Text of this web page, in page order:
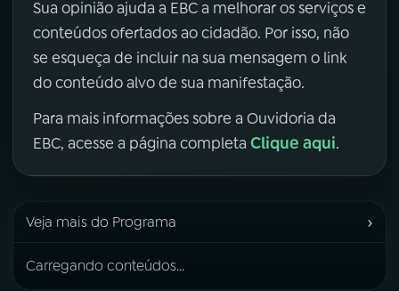
Sua opinião ajuda a EBC a melhorar os serviços e
conteúdos ofertados ao cidadão. Por isso, não
se esqueça de incluir na sua mensagem o link
do conteúdo alvo de sua manifestação.
Para mais informações sobre a Ouvidoria da
EBC, acesse a página completa Clique aqui.
Veja mais do Programa ›
Carregando conteúdos...